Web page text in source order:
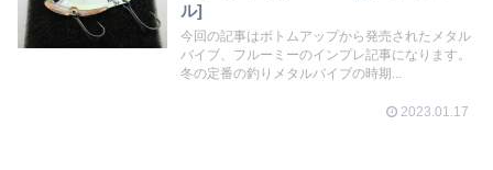
ル]
今回の記事はボトムアップから発売されたメタル
バイブ、フルーミーのインプレ記事になります。
冬の定番の釣りメタルバイブの時期...
2023.01.17